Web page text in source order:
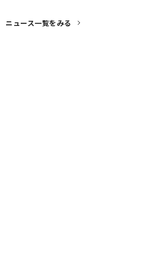
ニュース一覧をみる